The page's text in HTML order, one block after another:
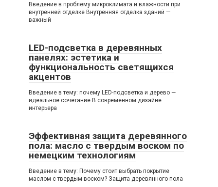
Введение в проблему микроклимата и влажности при
внутренней отделке Внутренняя отделка зданий —
важный
LED-подсветка в деревянных
панелях: эстетика и
функциональность светящихся
акцентов
Введение в тему: почему LED-подсветка и дерево —
идеальное сочетание В современном дизайне
интерьера
Эффективная защита деревянного
пола: масло с твердым воском по
немецким технологиям
Введение в тему: Почему стоит выбрать покрытие
маслом с твердым воском? Защита деревянного пола